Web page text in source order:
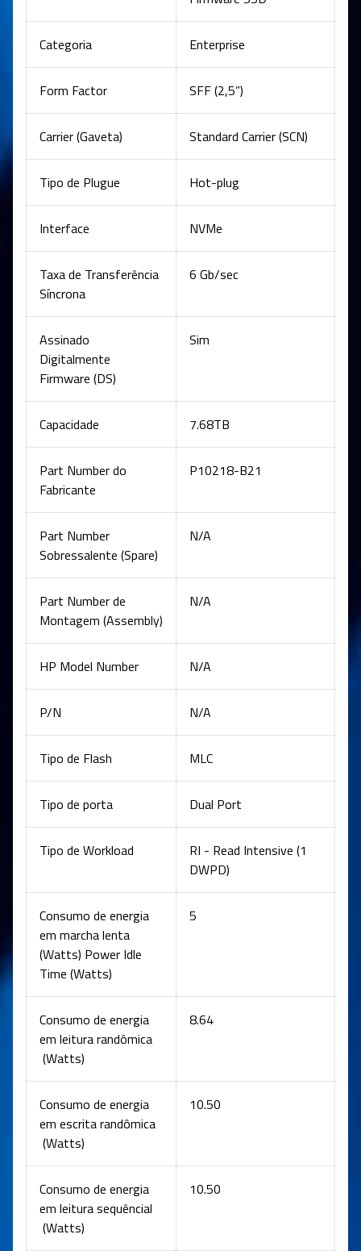
Categoria Enterprise
Form Factor SFF (2,5”)
Carrier (Gaveta) Standard Carrier (SCN)
Tipo de Plugue Hot-plug
Interface NVMe
Taxa de Transferência
Síncrona
6 Gb/sec
Assinado
Digitalmente
Firmware (DS)
Sim
Capacidade 7.68TB
Part Number do
Fabricante
P10218-B21
Part Number
Sobressalente (Spare)
N/A
Part Number de
Montagem (Assembly)
N/A
HP Model Number N/A
P/N N/A
Tipo de Flash MLC
Tipo de porta Dual Port
Tipo de Workload
RI - Read Intensive (1
DWPD)
Consumo de energia
em marcha lenta
(Watts) Power Idle
Time (Watts)
5
Consumo de energia
em leitura randômica
(Watts)
8.64
Consumo de energia
em escrita randômica
(Watts)
10.50
Consumo de energia
em leitura sequêncial
(Watts)
10.50